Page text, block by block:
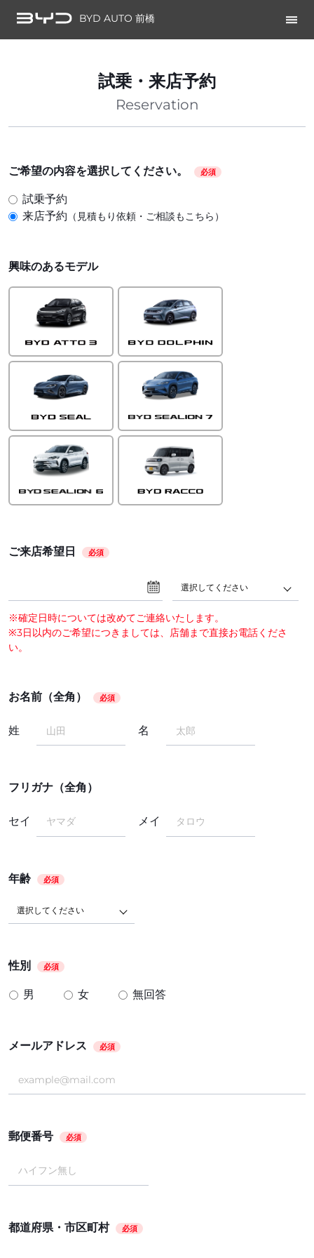
BYD AUTO 前橋
試乗・来店予約
Reservation
ご希望の内容を選択してください。 必須
試乗予約
来店予約 （見積もり依頼・ご相談もこちら）
興味のあるモデル
ご来店希望日 必須
選択してください
※確定日時については改めてご連絡いたします。
※3日以内のご希望につきましては、店舗まで直接お電話くださ
い。
お名前（全角） 必須
姓 名
フリガナ（全角）
セイ メイ
年齢 必須
選択してください
性別 必須
男 女 無回答
メールアドレス 必須
郵便番号 必須
都道府県・市区町村 必須